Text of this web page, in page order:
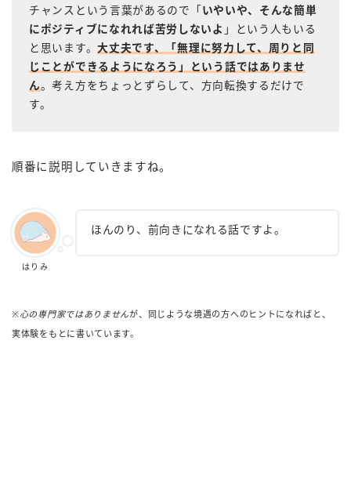
チャンスという言葉があるので「 いやいや、そんな簡単
にポジティブになれれば苦労しないよ 」という人もいる
と思います。大丈夫です、
「無理に努力して、周りと同
じことができるようになろう」という話ではありませ
ん。考え方をちょっとずらして、方向転換するだけで
す。
順番に説明していきますね。
はりみ
ほんのり、前向きになれる話ですよ。
※心の専門家ではありませんが、同じような境遇の方へのヒントになればと、
実体験をもとに書いています。